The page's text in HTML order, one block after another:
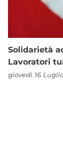
Solidarietà
Lavoratori
giovedì 16